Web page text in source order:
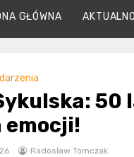
GŁÓWNA
emocji!
Radosław Tomczak